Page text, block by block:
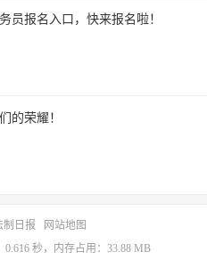
员报名入口，快来报名啦！
的荣耀！
制日报
网站地图
秒，内存占用：33.88 MB